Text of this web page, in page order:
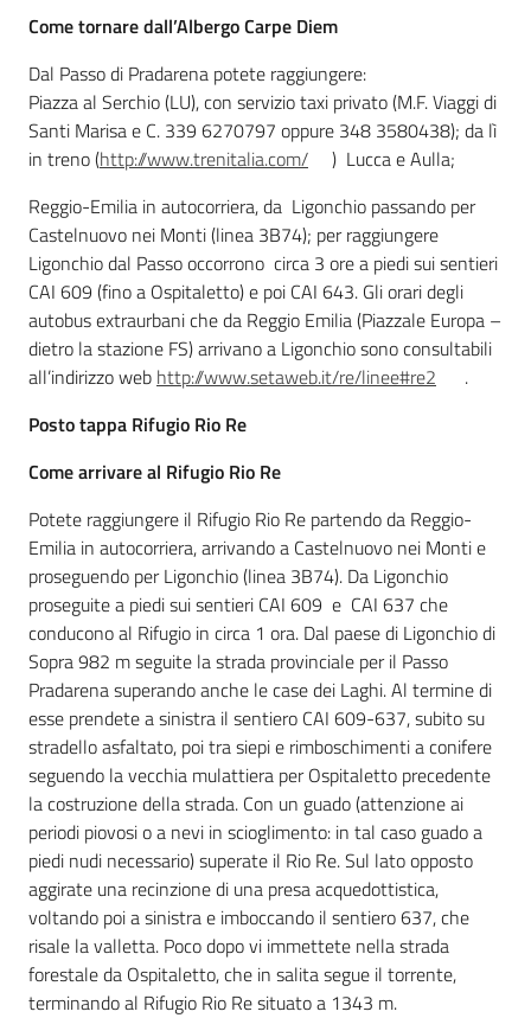
Ambiente
Argomenti
Novità
Servizi
Leggi Atti Bandi
Piani Programmi
Progetti
Come tornare dall’Albergo Carpe Diem
Dal Passo di Pradarena potete raggiungere:
Piazza al Serchio (LU), con servizio taxi privato (M.F. Viaggi di
Santi Marisa e C. 339 6270797 oppure 348 3580438); da lì
in treno (http://www.trenitalia.com/
) Lucca e Aulla;
Reggio-Emilia in autocorriera, da Ligonchio passando per
Castelnuovo nei Monti (linea 3B74); per raggiungere
Ligonchio dal Passo occorrono circa 3 ore a piedi sui sentieri
CAI 609 (fino a Ospitaletto) e poi CAI 643. Gli orari degli
autobus extraurbani che da Reggio Emilia (Piazzale Europa –
dietro la stazione FS) arrivano a Ligonchio sono consultabili
all’indirizzo web http://www.setaweb.it/re/linee#re2
.
Posto tappa Rifugio Rio Re
Come arrivare al Rifugio Rio Re
Potete raggiungere il Rifugio Rio Re partendo da Reggio-
Emilia in autocorriera, arrivando a Castelnuovo nei Monti e
proseguendo per Ligonchio (linea 3B74). Da Ligonchio
proseguite a piedi sui sentieri CAI 609 e CAI 637 che
conducono al Rifugio in circa 1 ora. Dal paese di Ligonchio di
Sopra 982 m seguite la strada provinciale per il Passo
Pradarena superando anche le case dei Laghi. Al termine di
esse prendete a sinistra il sentiero CAI 609-637, subito su
stradello asfaltato, poi tra siepi e rimboschimenti a conifere
seguendo la vecchia mulattiera per Ospitaletto precedente
la costruzione della strada. Con un guado (attenzione ai
periodi piovosi o a nevi in scioglimento: in tal caso guado a
piedi nudi necessario) superate il Rio Re. Sul lato opposto
aggirate una recinzione di una presa acquedottistica,
voltando poi a sinistra e imboccando il sentiero 637, che
risale la valletta. Poco dopo vi immettete nella strada
forestale da Ospitaletto, che in salita segue il torrente,
terminando al Rifugio Rio Re situato a 1343 m.